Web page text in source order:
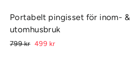
Portabelt pingisset för inom- &
utomhusbruk
Ordinarie
799 kr Rabatterat
499 kr